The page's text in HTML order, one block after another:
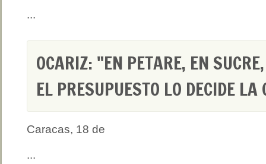
...
OCARIZ: "EN PETARE, EN SUCRE,
EL PRESUPUESTO LO DECIDE
Caracas, 18 de
...